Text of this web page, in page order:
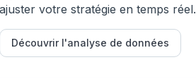
ajuster votre stratégie en temps réel.
Découvrir l'analyse de données